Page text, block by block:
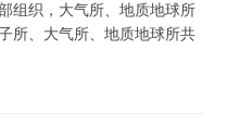
组织，大气所、地质地球所
所、大气所、地质地球所共